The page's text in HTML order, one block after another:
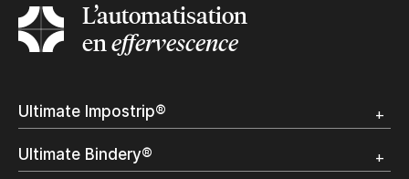
L’automatisation
eneffervescence
Ultimate Impostrip®
Démo
Ultimate Bindery®